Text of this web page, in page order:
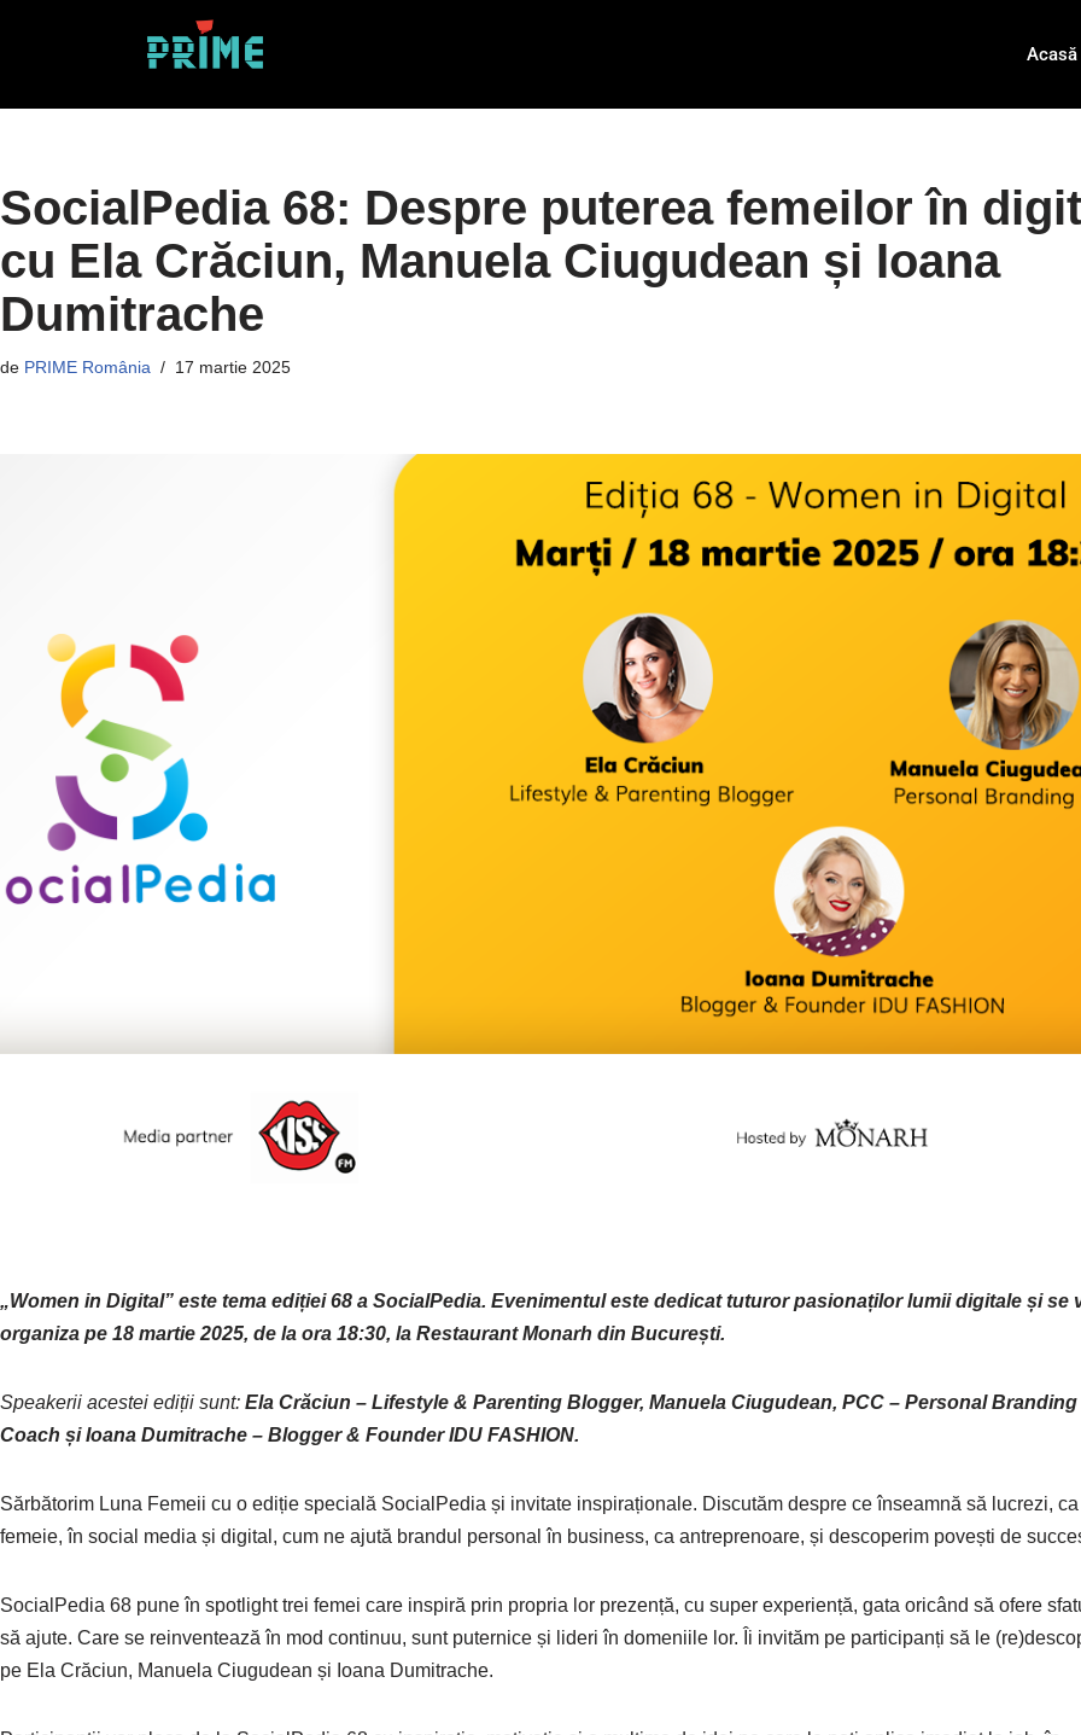
Acasă
SocialPedia 68: Despre puterea femeilor în
cu Ela Crăciun, Manuela Ciugudean și Ioana
Dumitrache
de PRIME România 17 martie 2025
„Women in Digital” este tema ediției 68 a SocialPedia. Evenimentul este dedicat tuturor pasionaților lumii digitale și se
organiza pe 18 martie 2025, de la ora 18:30, la Restaurant Monarh din București.
Speakerii acestei ediții sunt: Ela Crăciun – Lifestyle & Parenting Blogger, Manuela Ciugudean, PCC – Personal Branding
Coach șiIoana Dumitrache – Blogger & Founder IDU FASHION.
Sărbătorim Luna Femeii cu o ediție specială SocialPedia și invitate inspiraționale. Discutăm despre ce înseamnă să lucrezi, ca
femeie, în social media și digital, cum ne ajută brandul personal în business, ca antreprenoare, și descoperim povești de
SocialPedia 68 pune în spotlight trei femei care inspiră prin propria lor prezență, cu super experiență, gata oricând să ofere
să ajute. Care se reinventează în mod continuu, sunt puternice și lideri în domeniile lor. Îi invităm pe participanți să le
pe Ela Crăciun, Manuela Ciugudean și Ioana Dumitrache.